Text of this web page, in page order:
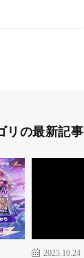
リの最新記事
2025.10.24